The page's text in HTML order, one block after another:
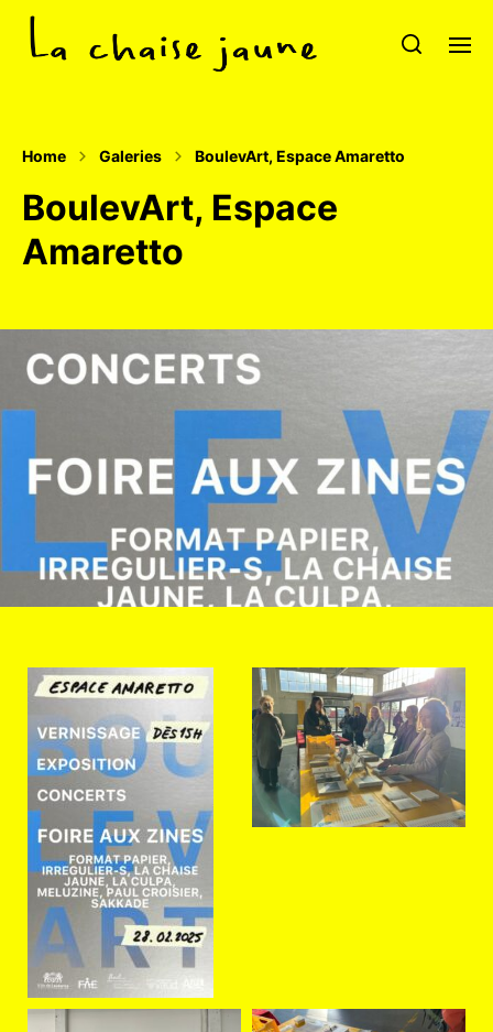
Home Galeries BoulevArt, Espace Amaretto
BoulevArt, Espace
Amaretto